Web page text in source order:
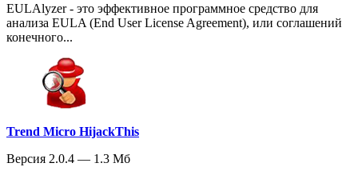
EULAlyzer - это эффективное программное средство для
анализа EULA (End User License Agreement), или соглашений
конечного...
Trend Micro HijackThis
Версия 2.0.4 — 1.3 Мб